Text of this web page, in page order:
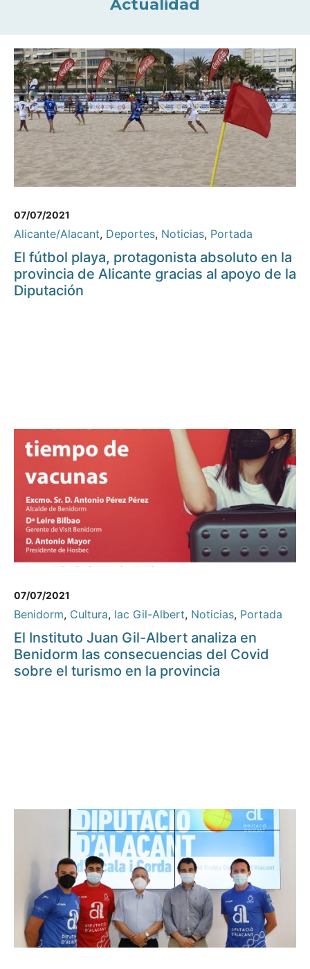
Actualidad
07/07/2021
Alicante/Alacant, Deportes, Noticias, Portada
El fútbol playa, protagonista absoluto en la
provincia de Alicante gracias al apoyo de la
Diputación
07/07/2021
Benidorm, Cultura, Iac Gil-Albert, Noticias, Portada
El Instituto Juan Gil-Albert analiza en
Benidorm las consecuencias del Covid
sobre el turismo en la provincia